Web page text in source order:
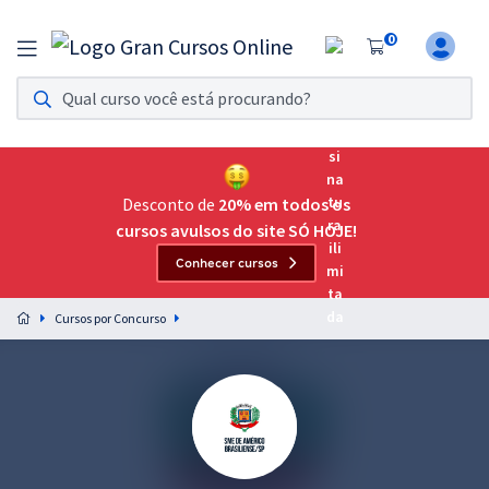
0
Assinatura Ilimitada 11
Acesso a todos os cursos. Teste grátis por 7 dias!
Assinatura OAB Até Passar
Acesso ilimitado a toda preparação para o Exame da
Preparação completa e intensiva para as principais
residências em saúde do Brasil
Desconto de 20% em todos os
cursos avulsos do site SÓ HOJE!
Conhecer cursos
Cursos por Concurso